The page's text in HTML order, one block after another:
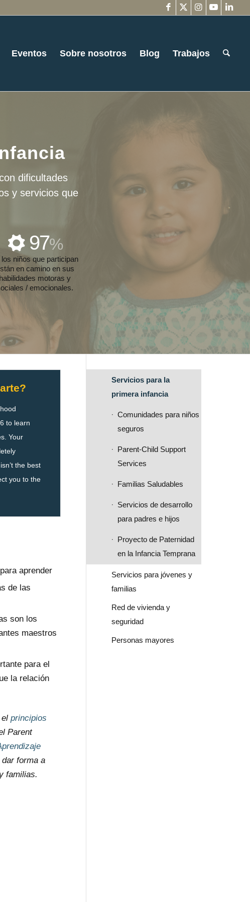
Eventos Sobre nosotros Blog Trabajos
dificultades
y servicios que
97%
los niños que participan
en camino en sus
habilidades motoras y
/ emocionales.
to learn
Your
the best
you to the
aprender
de las
son los
maestros
para el
la relación
elprincipios
Parent
dar forma a
familias.
Servicios para la
primera infancia
Comunidades para niños
seguros
Parent-Child Support
Services
Familias Saludables
Servicios de desarrollo
para padres e hijos
Proyecto de Paternidad
en la Infancia Temprana
Servicios para jóvenes y
familias
Red de vivienda y
seguridad
Personas mayores